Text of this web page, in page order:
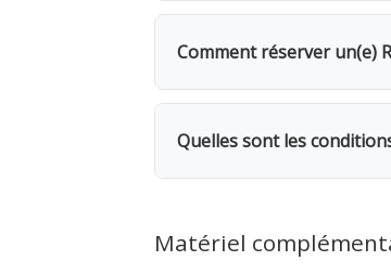
La location d'un(e)
demandée. Dès le 2e
Comment réserver un(e)
Rendez-vous dans l'une
même, avec possibilité
un chargement facile.
Quelles sont les
avant de partir. Rendez-la
Matériel